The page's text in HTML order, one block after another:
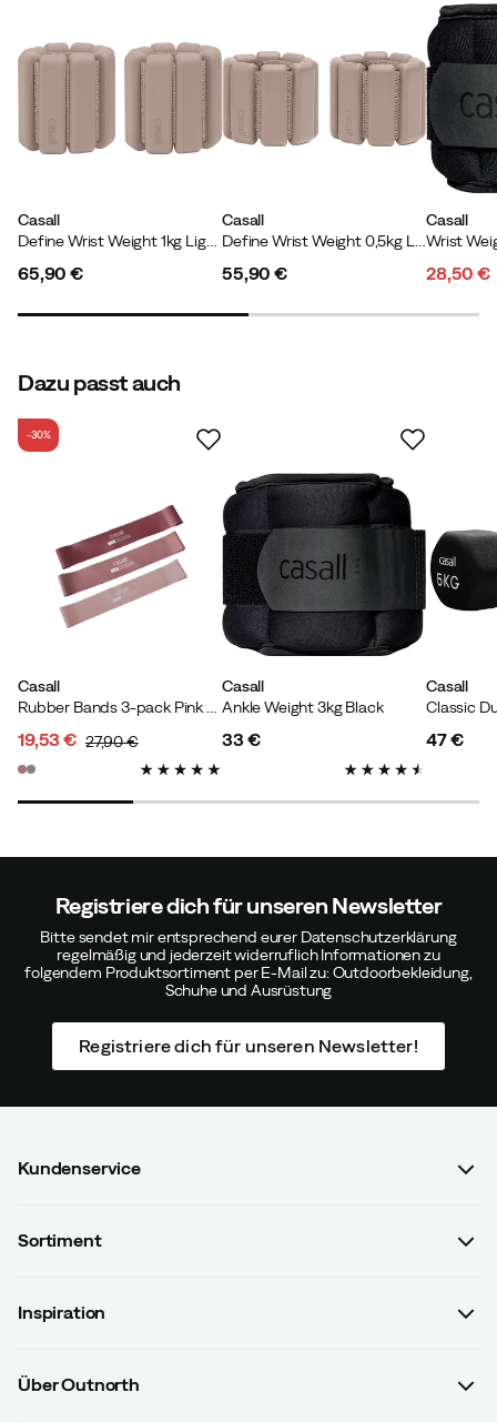
Casall
Define Wrist Weight 1kg Light Cashmere
65,90 €
Casall
55,90 €
Casall
Wrist
price
28,50 €
price
Dazu passt auch
Casall
-30%
discounted
19,53 €
original
27,90 €
Casall
Ankle Weight 3kg Black
33 €
Casall
47 €
Registriere dich für unseren Newsletter
Bitte sendet mir entsprechend eurer Datenschutzerklärung
regelmäßig und jederzeit widerruflich Informationen zu
folgendem Produktsortiment per E-Mail zu: Outdoorbekleidung,
Schuhe und Ausrüstung
Registriere dich für unseren Newsletter!
Kundenservice
Kontaktiere uns
Sortiment
Herren
Inspiration
#yesOutnorth
Über Outnorth